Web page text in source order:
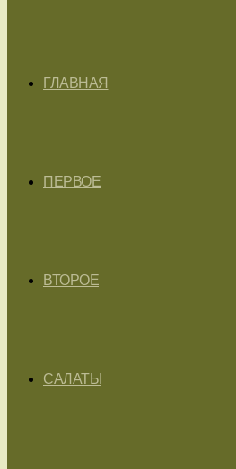
ГЛАВНАЯ
ПЕРВОЕ
ВТОРОЕ
САЛАТЫ